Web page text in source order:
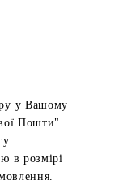
у Вашому
Пошти".
в розмірі